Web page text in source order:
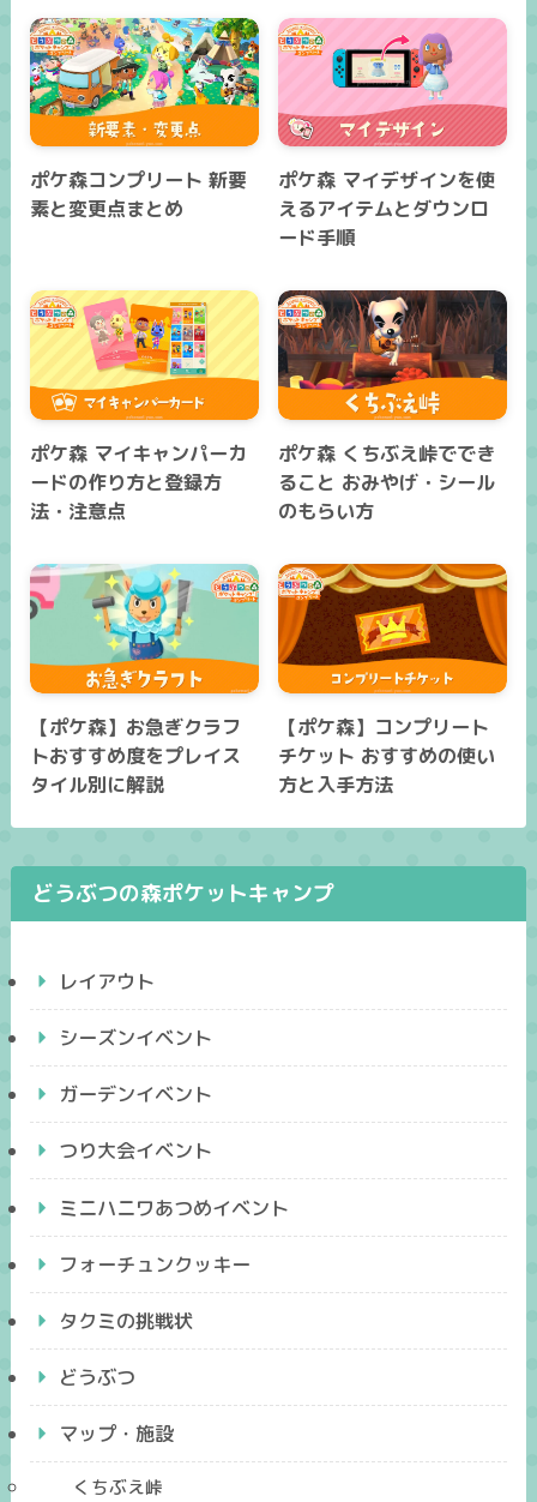
ポケ森コンプリート 新要
素と変更点まとめ
ポケ森 マイデザインを使
えるアイテムとダウンロ
ード手順
ポケ森 マイキャンパーカ
ードの作り方と登録方
法・注意点
ポケ森 くちぶえ峠ででき
ること おみやげ・シール
のもらい方
【ポケ森】お急ぎクラフ
トおすすめ度をプレイス
タイル別に解説
【ポケ森】コンプリート
チケット おすすめの使い
方と入手方法
どうぶつの森ポケットキャンプ
レイアウト
シーズンイベント
ガーデンイベント
つり大会イベント
ミニハニワあつめイベント
フォーチュンクッキー
タクミの挑戦状
どうぶつ
マップ・施設
くちぶえ峠